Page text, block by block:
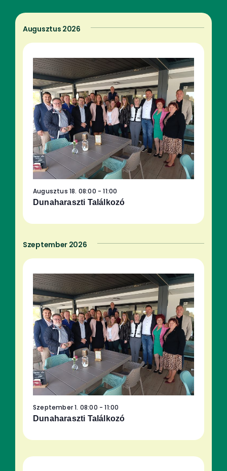
keresése
és
nézet
választás
navigáció
Augusztus 2026
Dunaharaszti Találkozó
Augusztus 18. 08:00 -11:00
Szeptember 2026
Dunaharaszti Találkozó
Szeptember 1. 08:00 -11:00